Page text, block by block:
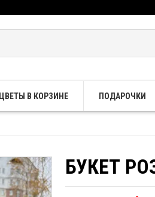
ЦВЕТЫ В КОРЗИНЕ ПОДАРОЧКИ
БУКЕТ